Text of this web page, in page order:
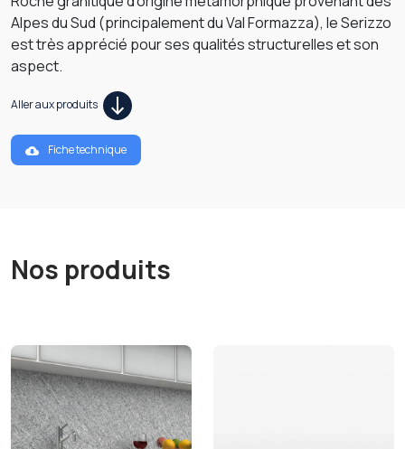
Alpes du Sud (principalement du Val Formazza), le Serizzo
est très apprécié pour ses qualités structurelles et son
aspect.
Aller aux produits
Fiche technique
Nos produits